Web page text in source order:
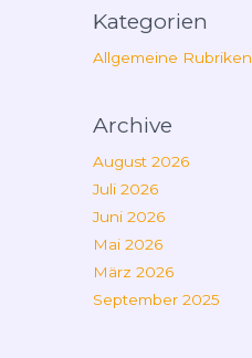
Kategorien
Allgemeine Rubriken
Archive
August 2026
Juli 2026
Juni 2026
Mai 2026
März 2026
September 2025